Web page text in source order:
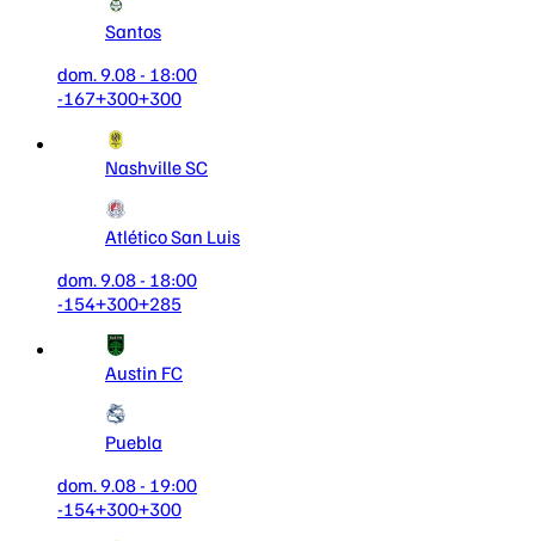
Santos
dom. 9.08 - 18:00
-167+300+300
Nashville SC
Atlético San Luis
dom. 9.08 - 18:00
-154+300+285
Austin FC
Puebla
dom. 9.08 - 19:00
-154+300+300